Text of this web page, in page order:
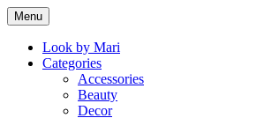
LOOK BY MARI
Makeup & beauty blog
Menu Skip
to
content
Look by Mari
Categories
Accessories
Beauty
Decor